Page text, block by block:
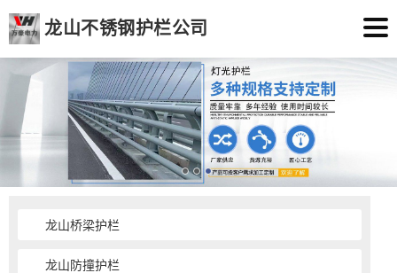
龙山不锈钢护栏公司
龙山桥梁护栏
龙山防撞护栏